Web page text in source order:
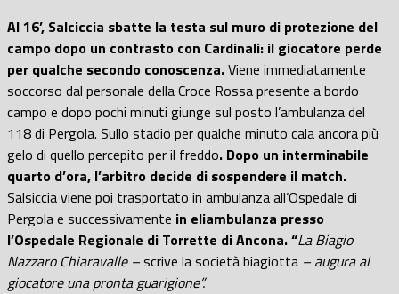
Al 16’, Salciccia sbatte la testa sul muro di protezione del
campo dopo un contrasto con Cardinali: il giocatore perde
per qualche secondo conoscenza.Viene immediatamente
soccorso dal personale della Croce Rossa presente a bordo
campo e dopo pochi minuti giunge sul posto l’ambulanza del
118 di Pergola. Sullo stadio per qualche minuto cala ancora più
gelo di quello percepito per il freddo. Dopo un interminabile
quarto d’ora, l’arbitro decide di sospendere il match.
Salsiccia viene poi trasportato in ambulanza all’Ospedale di
Pergola e successivamente in eliambulanza presso
l’Ospedale Regionale di Torrette di Ancona. “La Biagio
Nazzaro Chiaravalle –scrive la società biagiotta – augura al
giocatore una pronta guarigione”.